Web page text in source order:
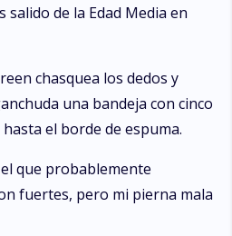
salido de la Edad Media en
chasquea los dedos y
una bandeja con cinco
el borde de espuma.
que probablemente
fuertes, pero mi pierna mala